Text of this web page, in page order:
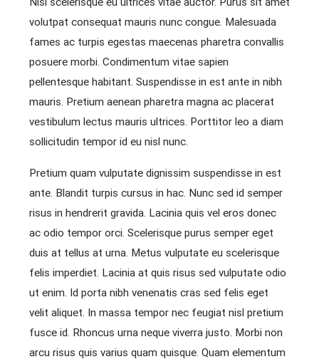
volutpat consequat mauris nunc congue. Malesuada
fames ac turpis egestas maecenas pharetra convallis
posuere morbi. Condimentum vitae sapien
pellentesque habitant. Suspendisse in est ante in nibh
mauris. Pretium aenean pharetra magna ac placerat
vestibulum lectus mauris ultrices. Porttitor leo a diam
sollicitudin tempor id eu nisl nunc.
Pretium quam vulputate dignissim suspendisse in est
ante. Blandit turpis cursus in hac. Nunc sed id semper
risus in hendrerit gravida. Lacinia quis vel eros donec
ac odio tempor orci. Scelerisque purus semper eget
duis at tellus at urna. Metus vulputate eu scelerisque
felis imperdiet. Lacinia at quis risus sed vulputate odio
ut enim. Id porta nibh venenatis cras sed felis eget
velit aliquet. In massa tempor nec feugiat nisl pretium
fusce id. Rhoncus urna neque viverra justo. Morbi non
arcu risus quis varius quam quisque. Quam elementum